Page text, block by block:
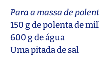
Para a massa de
150 g de polenta de
600 g de água
Uma pitada de sal